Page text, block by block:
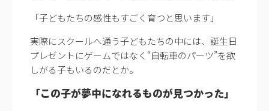
「子どもたちの感性もすごく育つと思います」
実際にスクールへ通う子どもたちの中には、誕生日
プレゼントにゲームではなく“自転車のパーツ”を欲
しがる子もいるのだとか。
「この子が夢中になれるものが見つかった」